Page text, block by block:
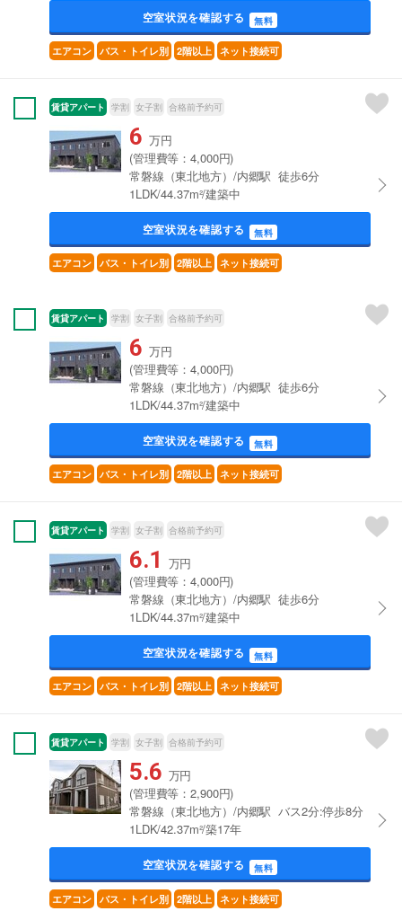
空室状況を確認する 無料
エアコン バス・トイレ別 2階以上 ネット接続可
賃貸アパート 学割 女子割 合格前予約可
6 万円
(管理費等：4,000円)
常磐線（東北地方）/内郷駅 徒歩6分
1LDK/44.37m²/建築中
空室状況を確認する 無料
エアコン バス・トイレ別 2階以上 ネット接続可
賃貸アパート 学割 女子割 合格前予約可
6 万円
(管理費等：4,000円)
常磐線（東北地方）/内郷駅 徒歩6分
1LDK/44.37m²/建築中
空室状況を確認する 無料
エアコン バス・トイレ別 2階以上 ネット接続可
賃貸アパート 学割 女子割 合格前予約可
6.1 万円
(管理費等：4,000円)
常磐線（東北地方）/内郷駅 徒歩6分
1LDK/44.37m²/建築中
空室状況を確認する 無料
エアコン バス・トイレ別 2階以上 ネット接続可
賃貸アパート 学割 女子割 合格前予約可
5.6 万円
(管理費等：2,900円)
常磐線（東北地方）/内郷駅 バス2分:停歩8分
1LDK/42.37m²/築17年
空室状況を確認する 無料
エアコン バス・トイレ別 2階以上 ネット接続可